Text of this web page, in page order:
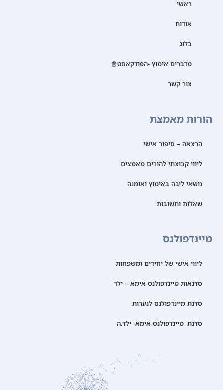
ראשי
אודות
בלוג
מדברים אימוץ -הפודקאסט
צור קשר
הורות מאמצת
הרצאה – סיפור אישי
ליווי קבוצתי להורים מאמצים
נושאי ליבה באימוץ ואומנה
שאלות ותשובות
מיינדפולנס
ליווי אישי של יחידים ומשפחות
סדנאות מיינדפולנס אימא – ילד
סדנת מיינדפולנס לנערות
סדנת מיינדפולנס אימא- ילד.ה